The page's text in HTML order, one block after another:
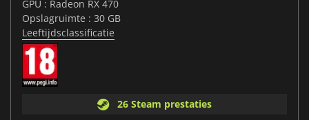
GPU : Radeon RX 470
Opslagruimte : 30 GB
Leeftijdsclassificatie
26 Steam prestaties